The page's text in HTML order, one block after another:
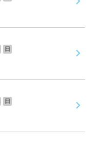
日
日